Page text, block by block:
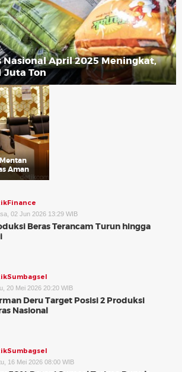
Nasional April 2025 Meningkat,
Juta Ton
Aman
02 Jun 2026 13:29 WIB
Beras Terancam Turun hingga
20 Mei 2026 20:20 WIB
Deru Target Posisi 2 Produksi
Nasional
16 Mei 2026 08:00 WIB